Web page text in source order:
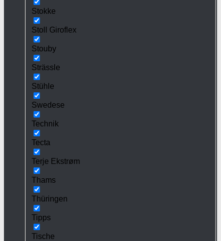
Stokke
Stoll Giroflex
Stouby
Strässle
Stühle
Swedese
Technik
Tecta
Terje Ekstrøm
Thams
Thüringen
Tipps
Tische